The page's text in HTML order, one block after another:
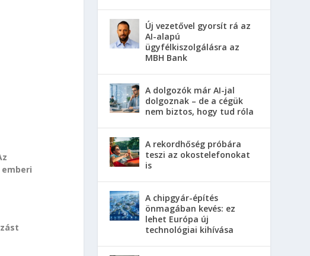
Új vezetővel gyorsít rá az
AI-alapú
ügyfélkiszolgálásra az
MBH Bank
A dolgozók már AI-jal
dolgoznak – de a cégük
nem biztos, hogy tud róla
A rekordhőség próbára
teszi az okostelefonokat
is
A chipgyár-építés
önmagában kevés: ez
lehet Európa új
technológiai kihívása